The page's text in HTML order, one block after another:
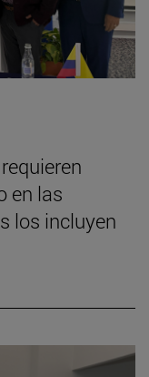
en las
los incluyen